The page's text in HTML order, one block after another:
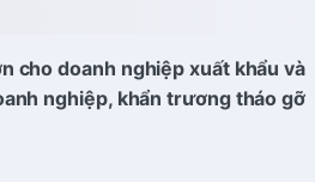
cho doanh nghiệp xuất khẩu và
nghiệp, khẩn trương tháo gỡ